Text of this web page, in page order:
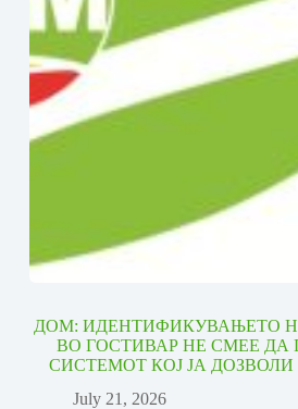
ДОМ: ИДЕНТИФИКУВАЊЕТО
ВО ГОСТИВАР НЕ СМЕЕ ДА
СИСТЕМОТ КОЈ ЈА
July 21, 2026